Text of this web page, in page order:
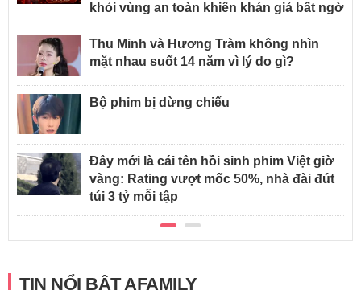
khỏi vùng an toàn khiến khán giả bất ngờ
Thu Minh và Hương Tràm không nhìn
mặt nhau suốt 14 năm vì lý do gì?
Bộ phim bị dừng chiếu
Đây mới là cái tên hồi sinh phim Việt giờ
vàng: Rating vượt mốc 50%, nhà đài đút
túi 3 tỷ mỗi tập
TIN NỔI BẬT AFAMILY